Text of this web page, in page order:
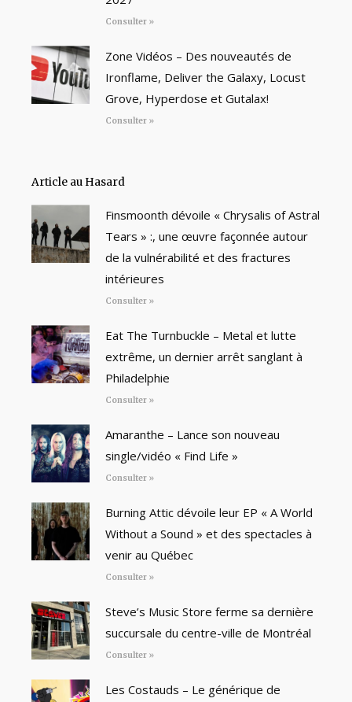
Consulter »
Zone Vidéos – Des nouveautés de
Ironflame, Deliver the Galaxy, Locust
Grove, Hyperdose et Gutalax!
Consulter »
Article au Hasard
Finsmoonth dévoile « Chrysalis of Astral
Tears » :, une œuvre façonnée autour
de la vulnérabilité et des fractures
intérieures
Consulter »
Eat The Turnbuckle – Metal et lutte
extrême, un dernier arrêt sanglant à
Philadelphie
Consulter »
Amaranthe – Lance son nouveau
single/vidéo « Find Life »
Consulter »
Burning Attic dévoile leur EP « A World
Without a Sound » et des spectacles à
venir au Québec
Consulter »
Steve’s Music Store ferme sa dernière
succursale du centre-ville de Montréal
Consulter »
Les Costauds – Le générique de